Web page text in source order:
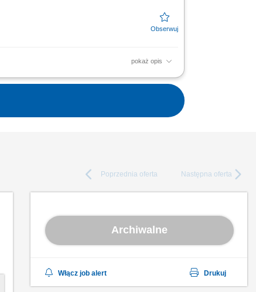
pokaż opis
z obowiązującymi standardami.
Poprzednia oferta Następna oferta
Archiwalne
Włącz job alert Drukuj